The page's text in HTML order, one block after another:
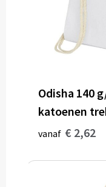
Gereedschap
Persoonlijke
EHBO
Verpakkingen
Pashouders
Odisha 140
katoenen
vanaf € 2,62